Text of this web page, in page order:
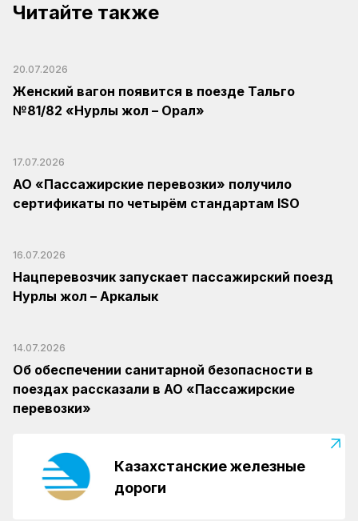
Читайте также
20.07.2026
Женский вагон появится в поезде Тальго
№81/82 «Нурлы жол – Орал»
17.07.2026
АО «Пассажирские перевозки» получило
сертификаты по четырём стандартам ISO
16.07.2026
Нацперевозчик запускает пассажирский поезд
Нурлы жол – Аркалык
14.07.2026
Об обеспечении санитарной безопасности в
поездах рассказали в АО «Пассажирские
перевозки»
Казахстанские железные
дороги